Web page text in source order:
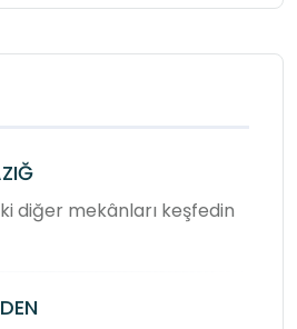
diğer mekânları keşfedin